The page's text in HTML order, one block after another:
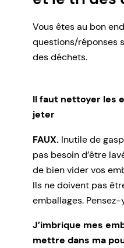
Vous êtes au bon
questions/réponses
des déchets.
Il faut nettoyer les
jeter
FAUX. Inutile de
pas besoin d’être
de bien vider vos
Ils ne doivent pas
emballages. Pensez-
J’imbrique mes
mettre dans ma